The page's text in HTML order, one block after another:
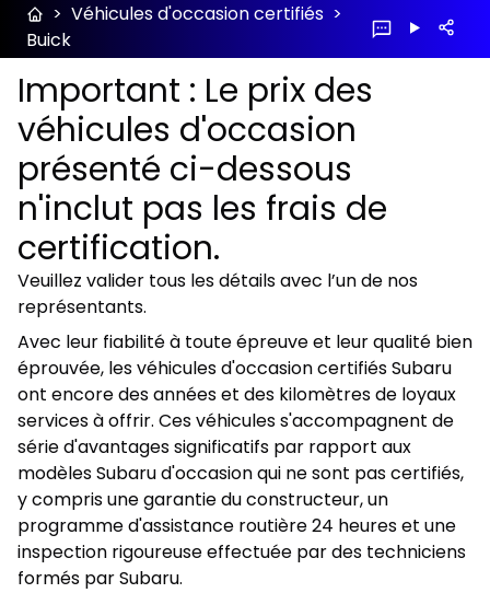
> Véhicules d'occasion certifiés >
Buick
Important : Le prix des
véhicules d'occasion
présenté ci-dessous
n'inclut pas les frais de
certification.
Veuillez valider tous les détails avec l’un de nos
représentants.
Avec leur fiabilité à toute épreuve et leur qualité bien
éprouvée, les véhicules d'occasion certifiés Subaru
ont encore des années et des kilomètres de loyaux
services à offrir. Ces véhicules s'accompagnent de
série d'avantages significatifs par rapport aux
modèles Subaru d'occasion qui ne sont pas certifiés,
y compris une garantie du constructeur, un
programme d'assistance routière 24 heures et une
inspection rigoureuse effectuée par des techniciens
formés par Subaru.